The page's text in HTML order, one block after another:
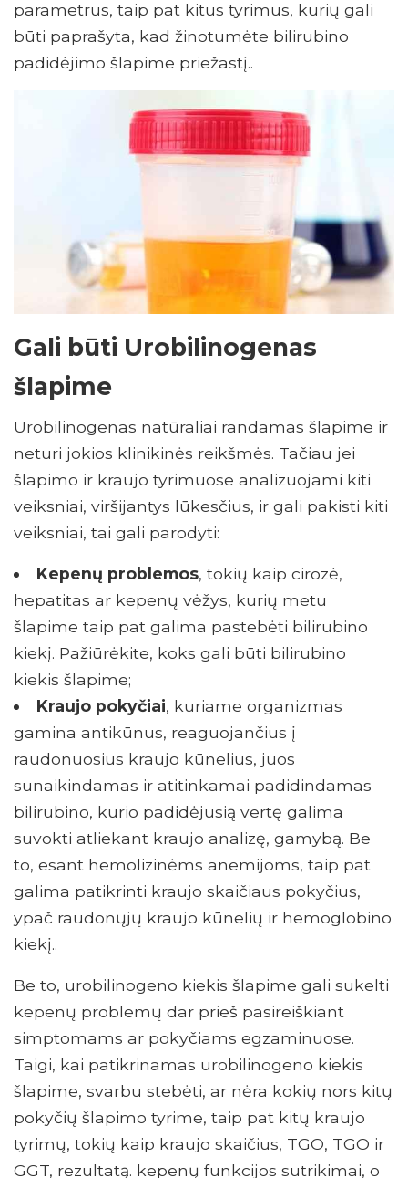
parametrus, taip pat kitus tyrimus, kurių gali
būti paprašyta, kad žinotumėte bilirubino
padidėjimo šlapime priežastį..
Gali būti Urobilinogenas
šlapime
Urobilinogenas natūraliai randamas šlapime ir
neturi jokios klinikinės reikšmės. Tačiau jei
šlapimo ir kraujo tyrimuose analizuojami kiti
veiksniai, viršijantys lūkesčius, ir gali pakisti kiti
veiksniai, tai gali parodyti:
Kepenų problemos, tokių kaip cirozė,
hepatitas ar kepenų vėžys, kurių metu
šlapime taip pat galima pastebėti bilirubino
kiekį. Pažiūrėkite, koks gali būti bilirubino
kiekis šlapime;
Kraujo pokyčiai, kuriame organizmas
gamina antikūnus, reaguojančius į
raudonuosius kraujo kūnelius, juos
sunaikindamas ir atitinkamai padidindamas
bilirubino, kurio padidėjusią vertę galima
suvokti atliekant kraujo analizę, gamybą. Be
to, esant hemolizinėms anemijoms, taip pat
galima patikrinti kraujo skaičiaus pokyčius,
ypač raudonųjų kraujo kūnelių ir hemoglobino
kiekį..
Be to, urobilinogeno kiekis šlapime gali sukelti
kepenų problemų dar prieš pasireiškiant
simptomams ar pokyčiams egzaminuose.
Taigi, kai patikrinamas urobilinogeno kiekis
šlapime, svarbu stebėti, ar nėra kokių nors kitų
pokyčių šlapimo tyrime, taip pat kitų kraujo
tyrimų, tokių kaip kraujo skaičius, TGO, TGO ir
GGT, rezultatą. kepenų funkcijos sutrikimai, o